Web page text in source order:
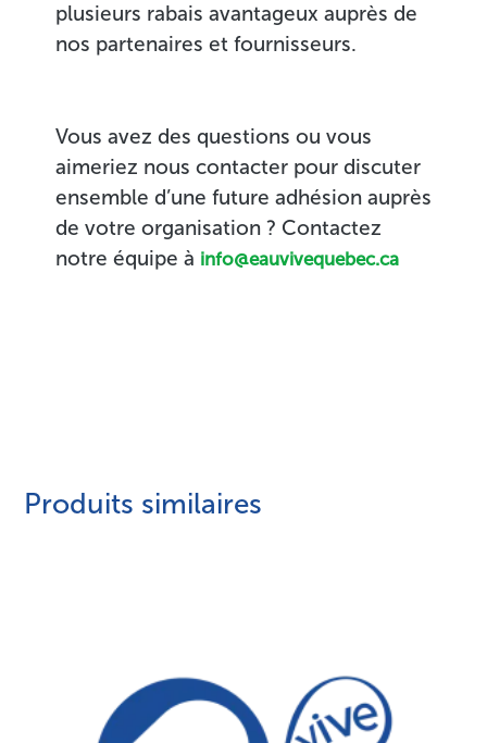
plusieurs rabais avantageux auprès de
nos partenaires et fournisseurs.
Vous avez des questions ou vous
aimeriez nous contacter pour discuter
ensemble d’une future adhésion auprès
de votre organisation ? Contactez
notre équipe à info@eauvivequebec.ca
Produits similaires